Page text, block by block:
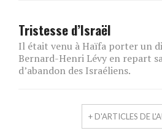
Tristesse d’Israël
Il était venu à Haïfa porter un
Bernard-Henri Lévy en repart
d’abandon des Israéliens.
+ D'ARTICLES DE